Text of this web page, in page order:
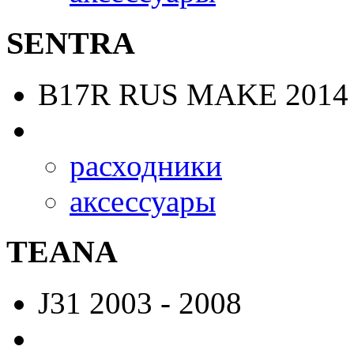
SENTRA
B17R RUS MAKE
расходники
аксессуары
TEANA
J31 2003 - 2008